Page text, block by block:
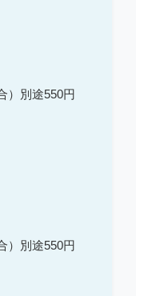
）別途550円
）別途550円